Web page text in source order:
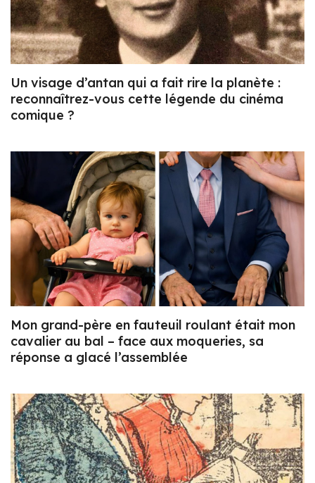
Un visage d’antan qui a fait rire la planète :
reconnaîtrez-vous cette légende du cinéma
comique ?
Mon grand-père en fauteuil roulant était mon
cavalier au bal – face aux moqueries, sa
réponse a glacé l’assemblée